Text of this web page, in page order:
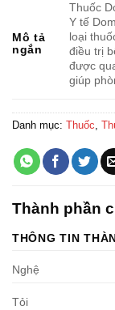
Mô tả
ngắn
Thuốc
Y tế
loại
điều trị
được
giúp
Danh mục: Thuốc,
Thành phần
THÔNG TIN
Nghệ
Tỏi